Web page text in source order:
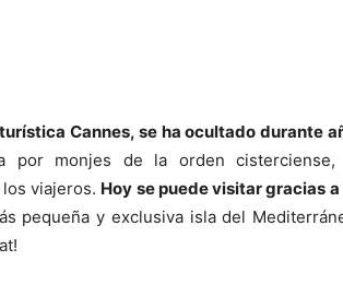
Cannes, se ha ocultado durante
por monjes de la orden cisterciense,
viajeros. Hoy se puede visitar gracias a
pequeña y exclusiva isla del